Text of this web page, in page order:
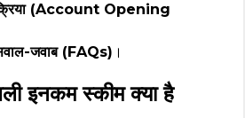
(Account Opening
जवाब (FAQs) ।
इनकम स्कीम क्या है